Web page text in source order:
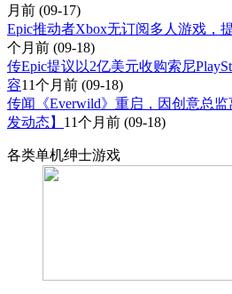
月前 (09-17)
Epic推动者Xbox无订阅多人游戏，
个月前 (09-18)
传Epic提议以2亿美元收购索尼
容11个月前 (09-18)
传闻《Everwild》重启，因创意总
发动态】 11个月前 (09-18)
各类单机绅士游戏